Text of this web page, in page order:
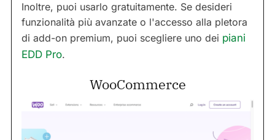
Inoltre, puoi usarlo gratuitamente. Se desideri
funzionalità più avanzate o l'accesso alla pletora
di add-on premium, puoi scegliere uno dei piani
EDD Pro.
WooCommerce